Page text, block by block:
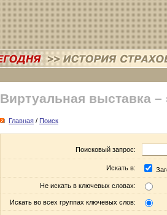
Виртуальная выставка –
Главная / Поиск
Поисковый запрос:
Искать в:
Не искать в ключевых словах:
Искать во всех группах ключевых слов: